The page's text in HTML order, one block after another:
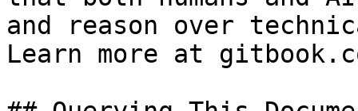
and reason over
Learn more at